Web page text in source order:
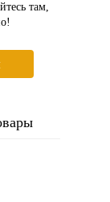
там,